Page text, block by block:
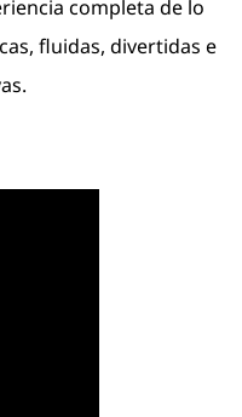
completa de lo
fluidas, divertidas e